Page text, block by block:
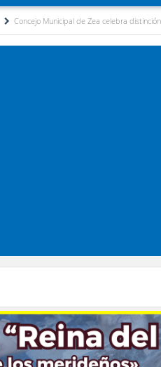
de Zea celebra distinción de "Municipio